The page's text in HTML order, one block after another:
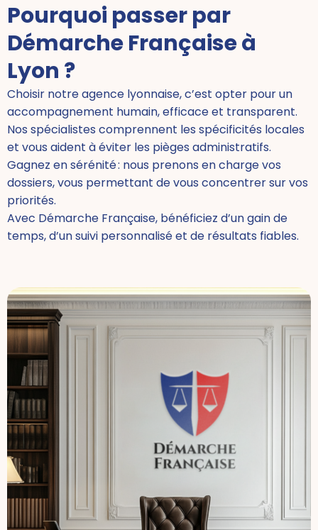
Pourquoi passer par
Démarche Française à
Lyon ?
Choisir notre agence lyonnaise, c’est opter pour un
accompagnement humain, efficace et transparent.
Nos spécialistes comprennent les spécificités locales
et vous aident à éviter les pièges administratifs.
Gagnez en sérénité : nous prenons en charge vos
dossiers, vous permettant de vous concentrer sur vos
priorités.
Avec Démarche Française, bénéficiez d’un gain de
temps, d’un suivi personnalisé et de résultats fiables.